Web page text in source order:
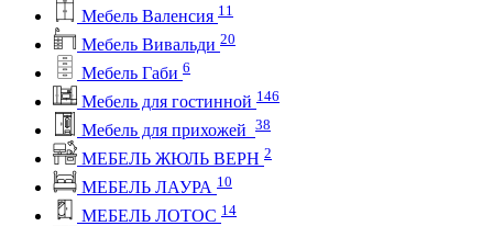
Мебель Валенсия 11
Мебель Вивальди 20
Мебель Габи 6
Мебель для гостинной 146
Мебель для прихожей 38
МЕБЕЛЬ ЖЮЛЬ ВЕРН 2
МЕБЕЛЬ ЛАУРА 10
МЕБЕЛЬ ЛОТОС 14